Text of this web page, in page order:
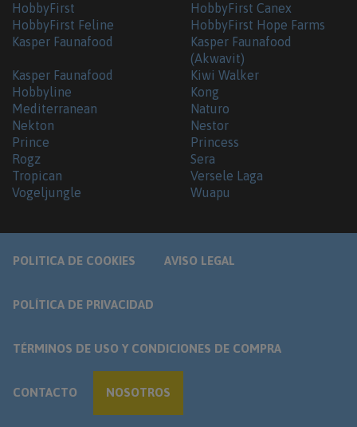
HobbyFirst
HobbyFirst Canex
HobbyFirst Feline
HobbyFirst Hope Farms
Kasper Faunafood
Kasper Faunafood
(Akwavit)
Kasper Faunafood
Hobbyline
Kiwi Walker
Kong
Mediterranean
Naturo
Nekton
Nestor
Prince
Princess
Rogz
Sera
Tropican
Versele Laga
Vogeljungle
Wuapu
POLITICA DE COOKIES AVISO LEGAL
POLÍTICA DE PRIVACIDAD
TÉRMINOS DE USO Y CONDICIONES DE COMPRA
CONTACTO NOSOTROS